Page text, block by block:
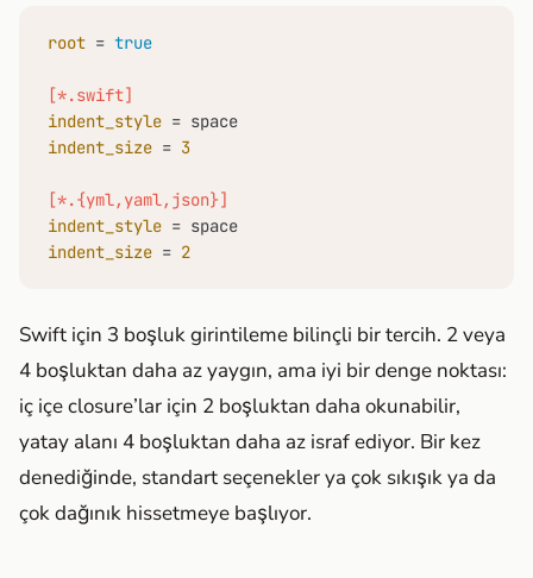
root = true
[*.swift]
indent_style
indent_size = 3
[*.{yml,yaml,json}]
indent_style
indent_size = 2
Swift için 3 boşluk girintileme bilinçli bir tercih. 2 veya
4 boşluktan daha az yaygın, ama iyi bir denge noktası:
iç içe closure’lar için 2 boşluktan daha okunabilir,
yatay alanı 4 boşluktan daha az israf ediyor. Bir kez
denediğinde, standart seçenekler ya çok sıkışık ya da
çok dağınık hissetmeye başlıyor.